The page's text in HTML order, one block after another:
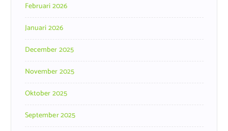
Februari 2026
Januari 2026
December 2025
November 2025
Oktober 2025
September 2025